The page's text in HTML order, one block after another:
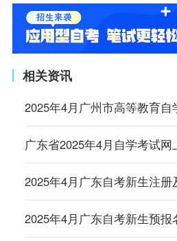
相关资讯
广东省2025年4月自学考试
2025年4月广东自考新生注册
2025年4月广东自考新生预报